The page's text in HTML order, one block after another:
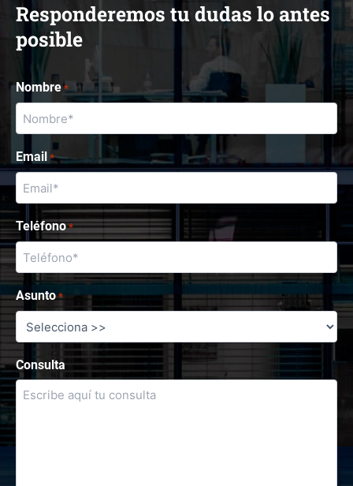
Responderemos tu dudas lo antes
posible
Nombre *
Email *
Teléfono *
Asunto *
Consulta